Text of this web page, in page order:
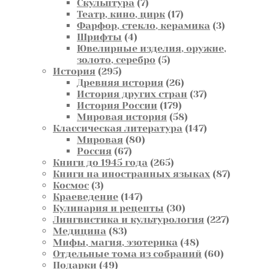
Скульптура 7
товаров
Театр, кино, цирк 1717
товаров
Фарфор, стекло, керамика 33
Шрифты 44
товара
Ювелирные изделия, оружие,
золото, серебро 55
История 295295
товаров
Древняя история 2626
товаров
История других стран 3737
История России 179179
товаров
Мировая история 5858
товаров
Классическая литература 147147
Мировая 8080
Россия 6767
товаров
Книги до 1945 года 265265
товаров
Книги на иностранных языках 8787
Космос 33
товара
Краеведение 147147
товаров
Кулинария и рецепты 3030
товаров
Лингвистика и культурология 227227
Медицина 8383
товара
Мифы, магия, эзотерика 4848
товаров
Отдельные тома из собраний 6060
Подарки 4949